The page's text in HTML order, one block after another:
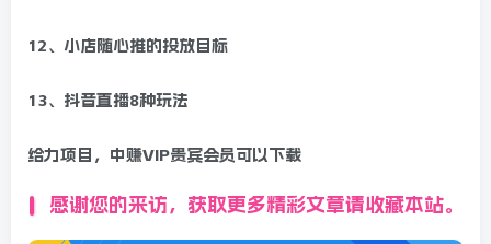
12、小店随心推的投放目标
13、抖音直播8种玩法
给力项目，中赚VIP贵宾会员可以下载
感谢您的来访，获取更多精彩文章请收藏本站。